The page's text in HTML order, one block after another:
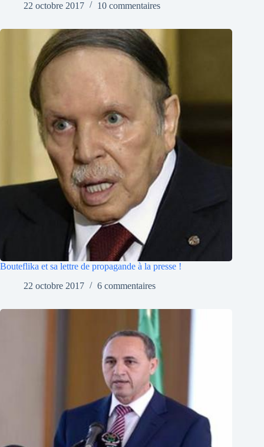
22 octobre 2017
10 commentaires
Bouteflika et sa lettre de propagande à la presse !
22 octobre 2017
6 commentaires